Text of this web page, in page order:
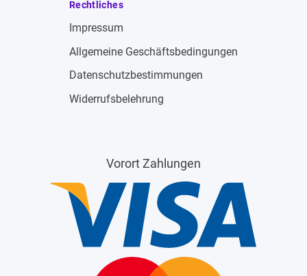
Rechtliches
Impressum
Allgemeine Geschäftsbedingungen
Datenschutzbestimmungen
Widerrufsbelehrung
Vorort Zahlungen